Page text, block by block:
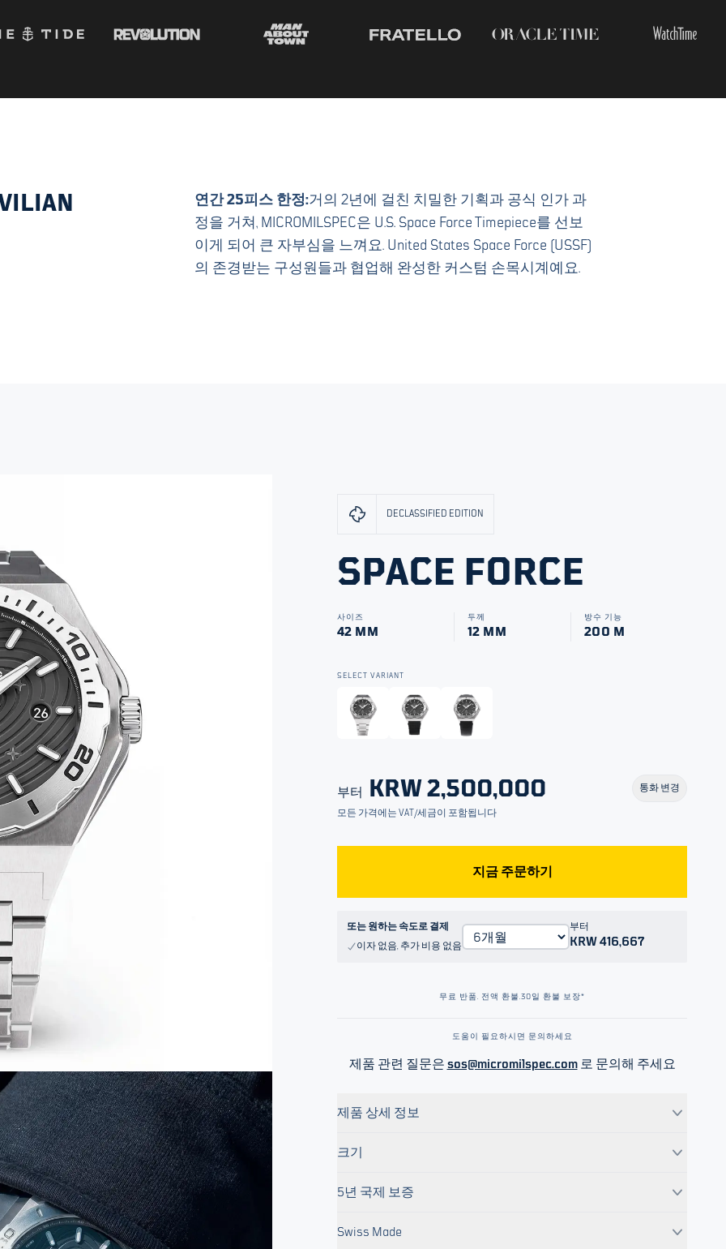
연간 25피스 한정:거의 2년에 걸친 치밀한 기획과 공식 인가 과
정을 거쳐, MICROMILSPEC은 U.S. Space Force Timepiece를 선보
이게 되어 큰 자부심을 느껴요. United States Space Force (USSF)
의 존경받는 구성원들과 협업해 완성한 커스텀 손목시계예요.
DECLASSIFIED EDITION
SPACE FORCE
사이즈
42 MM
두께
12 MM
방수 기능
200 M
SELECT VARIANT
부터 KRW 2,500,000
모든 가격에는 VAT/세금이 포함됩니다
통화 변경
지금 주문하기
또는 원하는 속도로 결제
이자 없음, 추가 비용 없음
부터
KRW 416,667
무료 반품. 전액 환불.30일 환불 보장*
도움이 필요하시면 문의하세요
제품 관련 질문은 sos@micromilspec.com로 문의해 주세요
제품 상세 정보
크기
5년 국제 보증
Swiss Made